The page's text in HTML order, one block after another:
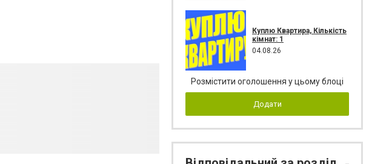
Куплю Квартира, Кількість
кімнат: 1
04.08.26
Розмістити оголошення у цьому блоці
Додати